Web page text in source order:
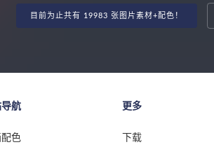
目前为止共有 19983 张图片素材+配色！
航
配色
更多
下载